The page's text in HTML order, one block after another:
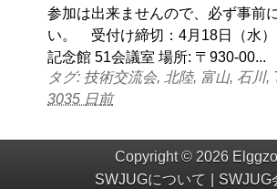
参加は出来ませんので、必ず事前
い。 受付け締切：4月18日（水）
記念館 51会議室 場所: 〒930-00...
タグ: 技術交流会, 北陸, 富山, 石川,
3035 日前
Copyright © 2026
SWJUGについて
SWJUG